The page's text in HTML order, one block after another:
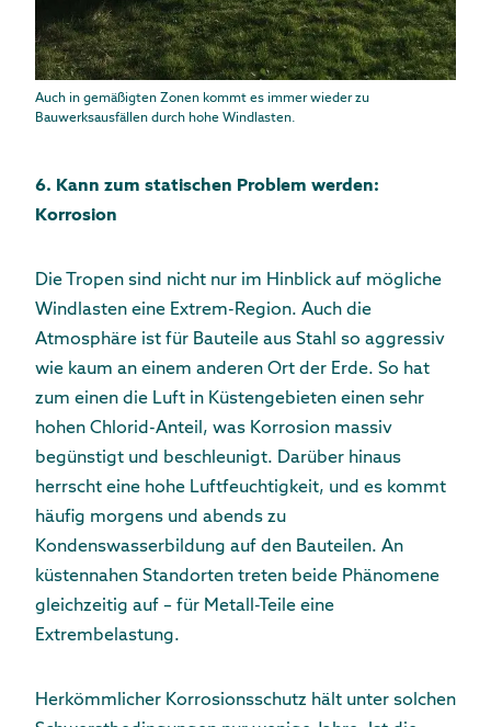
Auch in gemäßigten Zonen kommt es immer wieder zu
Bauwerksausfällen durch hohe Windlasten.
6. Kann zum statischen Problem werden:
Korrosion
Die Tropen sind nicht nur im Hinblick auf mögliche
Windlasten eine Extrem-Region. Auch die
Atmosphäre ist für Bauteile aus Stahl so aggressiv
wie kaum an einem anderen Ort der Erde. So hat
zum einen die Luft in Küstengebieten einen sehr
hohen Chlorid-Anteil, was Korrosion massiv
begünstigt und beschleunigt. Darüber hinaus
herrscht eine hohe Luftfeuchtigkeit, und es kommt
häufig morgens und abends zu
Kondenswasserbildung auf den Bauteilen. An
küstennahen Standorten treten beide Phänomene
gleichzeitig auf – für Metall-Teile eine
Extrembelastung.
Herkömmlicher Korrosionsschutz hält unter solchen